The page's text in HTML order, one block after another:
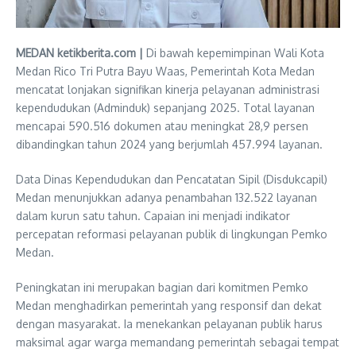
MEDAN ketikberita.com | Di bawah kepemimpinan Wali Kota
Medan Rico Tri Putra Bayu Waas, Pemerintah Kota Medan
mencatat lonjakan signifikan kinerja pelayanan administrasi
kependudukan (Adminduk) sepanjang 2025. Total layanan
mencapai 590.516 dokumen atau meningkat 28,9 persen
dibandingkan tahun 2024 yang berjumlah 457.994 layanan.
Data Dinas Kependudukan dan Pencatatan Sipil (Disdukcapil)
Medan menunjukkan adanya penambahan 132.522 layanan
dalam kurun satu tahun. Capaian ini menjadi indikator
percepatan reformasi pelayanan publik di lingkungan Pemko
Medan.
Peningkatan ini merupakan bagian dari komitmen Pemko
Medan menghadirkan pemerintah yang responsif dan dekat
dengan masyarakat. Ia menekankan pelayanan publik harus
maksimal agar warga memandang pemerintah sebagai tempat